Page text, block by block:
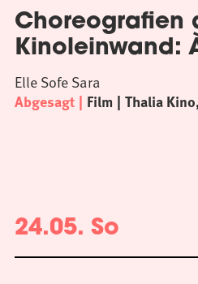
Choreografien
Kinoleinwand:
Abgesagt Film Thalia
Elle Sofe Sara
24.05. So